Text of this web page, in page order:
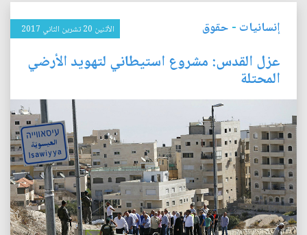
إنسانيات - حقوق الأثنين 20 تشرين الثاني 2017
عزل القدس: مشروع استيطاني لتهويد الأرضي
المحتلة